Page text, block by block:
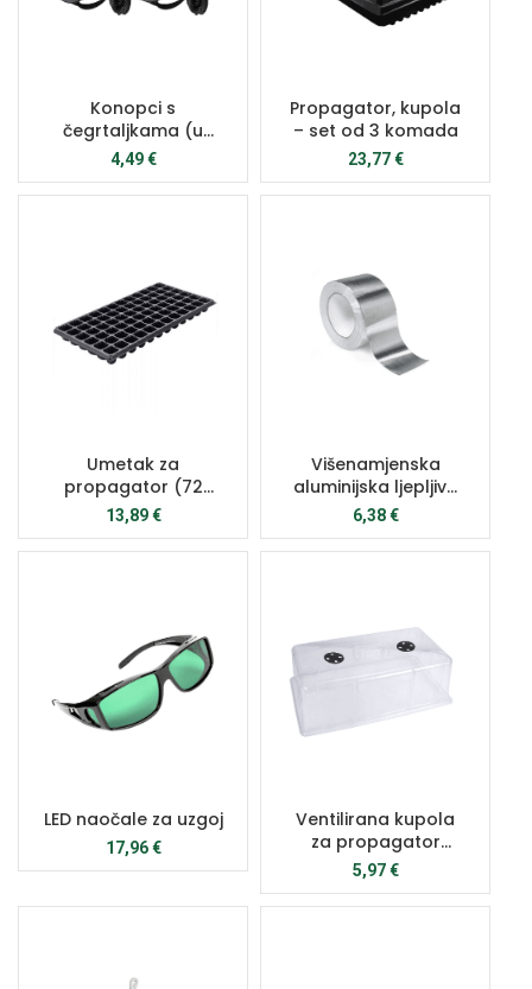
Konopci s
čegrtaljkama (u
paru)
4,49€
Propagator, kupola
– set od 3 komada
23,77€
Umetak za
propagator (72
mjesta) – set od 10
13,89€
Višenamjenska
aluminijska ljepljiva
traka 50m, 75mm
širina
6,38€
LED naočale za uzgoj
17,96€
Ventilirana kupola
za propagator
(18cm)
5,97€